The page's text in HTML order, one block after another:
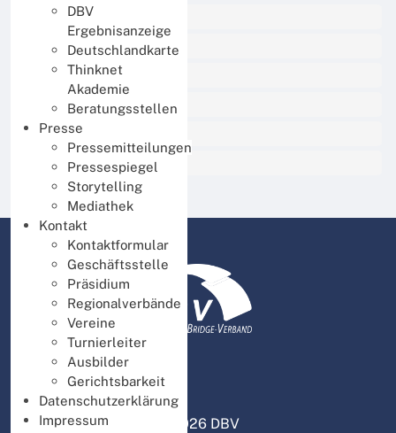
DBV
Ergebnisanzeige
Deutschlandkarte
Thinknet
Akademie
Beratungsstellen
Presse
Pressemitteilungen
Pressespiegel
Storytelling
Mediathek
Kontakt
Kontaktformular
Geschäftsstelle
Präsidium
Regionalverbände
Vereine
Turnierleiter
Ausbilder
Gerichtsbarkeit
Datenschutzerklärung
Impressum
Damen Training
BBO Unterricht
Thinknet für Mitglieder
Thinknet für Ausbilder
Thinknet für Turnierleiter
DBV intern
© 2026 DBV